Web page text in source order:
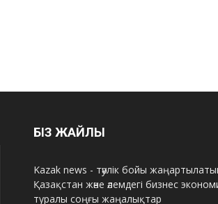
БІЗ ЖАЙЛЫ
Kazak news - тәулік бойы
Қазақстан және әлемдегі бизнес
туралы соңғы жаңалықтар